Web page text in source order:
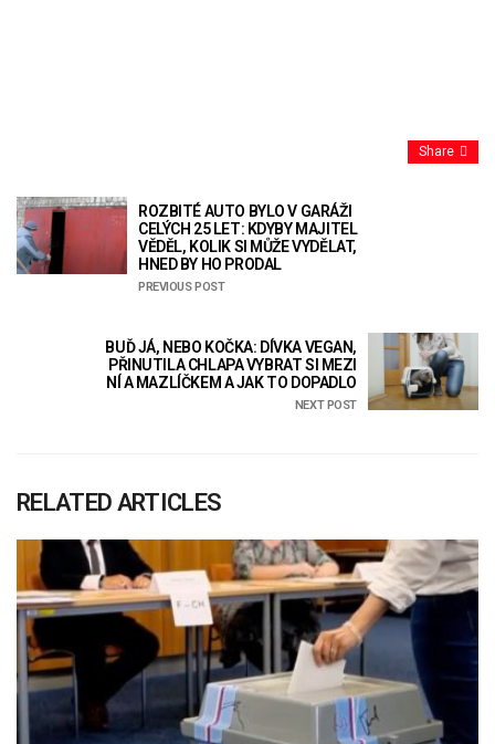
Share
ROZBITÉ AUTO BYLO V GARÁŽI
CELÝCH 25 LET: KDYBY MAJITEL
VĚDĚL, KOLIK SI MŮŽE VYDĚLAT,
HNED BY HO PRODAL
PREVIOUS POST
BUĎ JÁ, NEBO KOČKA: DÍVKA VEGAN,
PŘINUTILA CHLAPA VYBRAT SI MEZI
NÍ A MAZLÍČKEM A JAK TO DOPADLO
NEXT POST
RELATED ARTICLES